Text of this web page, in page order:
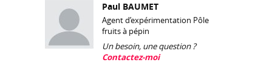
Paul BAUMET
Agent d’expérimentation Pôle
fruits à pépin
Un besoin, une question ?
Contactez-moi